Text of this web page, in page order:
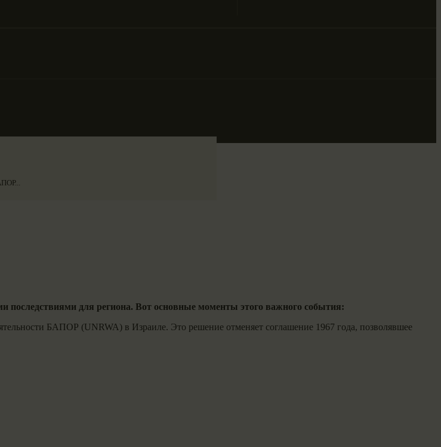
последствиями для региона. Вот основные моменты этого важного события:
БАПОР (UNRWA) в Израиле. Это решение отменяет соглашение 1967 года, позволявшее